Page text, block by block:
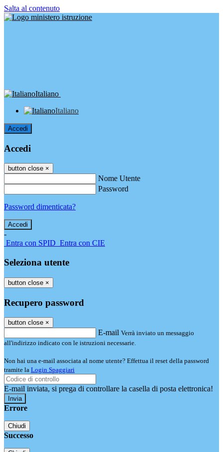
Salta al contenuto
Italiano
Italiano
Accedi
Accedi
button close ×
Nome Utente
Password
Password dimenticata?
-
Entra con SPID Entra con CIE
Seleziona utente
button close ×
Recupero password
button close ×
E-mail Verrà inviato un messaggio
all'indirizzo indicato con le istruzioni necessarie.
Non hai una e-mail associata al nome utente? Effettua il reset della password
tramite la Login Spaggiari
E-mail inviata, si prega di controllare la casella di posta elettronica!
Errore
Chiudi
Successo